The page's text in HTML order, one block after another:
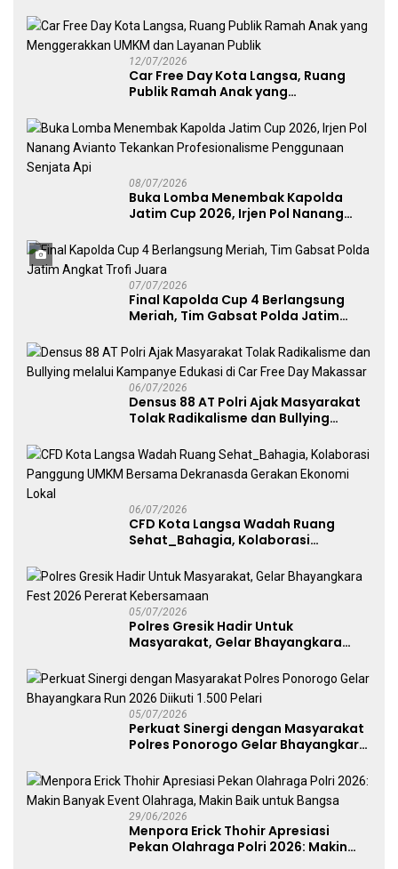
UMKM
12/07/2026
Car Free Day Kota Langsa, Ruang
Publik Ramah Anak yang
Publik
08/07/2026
Buka Lomba Menembak Kapolda
Jatim Cup 2026, Irjen Pol Nanang
Penggunaan Senjata Api
07/07/2026
Final Kapolda Cup 4 Berlangsung
Meriah, Tim Gabsat Polda Jatim
06/07/2026
Densus 88 AT Polri Ajak Masyarakat
Tolak Radikalisme dan Bullying
Free Day Makassar
06/07/2026
CFD Kota Langsa Wadah Ruang
Sehat_Bahagia, Kolaborasi
Dekranasda Gerakan Ekonomi Lokal
05/07/2026
Polres Gresik Hadir Untuk
Masyarakat, Gelar Bhayangkara
05/07/2026
Perkuat Sinergi dengan Masyarakat
Polres Ponorogo Gelar Bhayangkara
29/06/2026
Menpora Erick Thohir Apresiasi
Pekan Olahraga Polri 2026: Makin